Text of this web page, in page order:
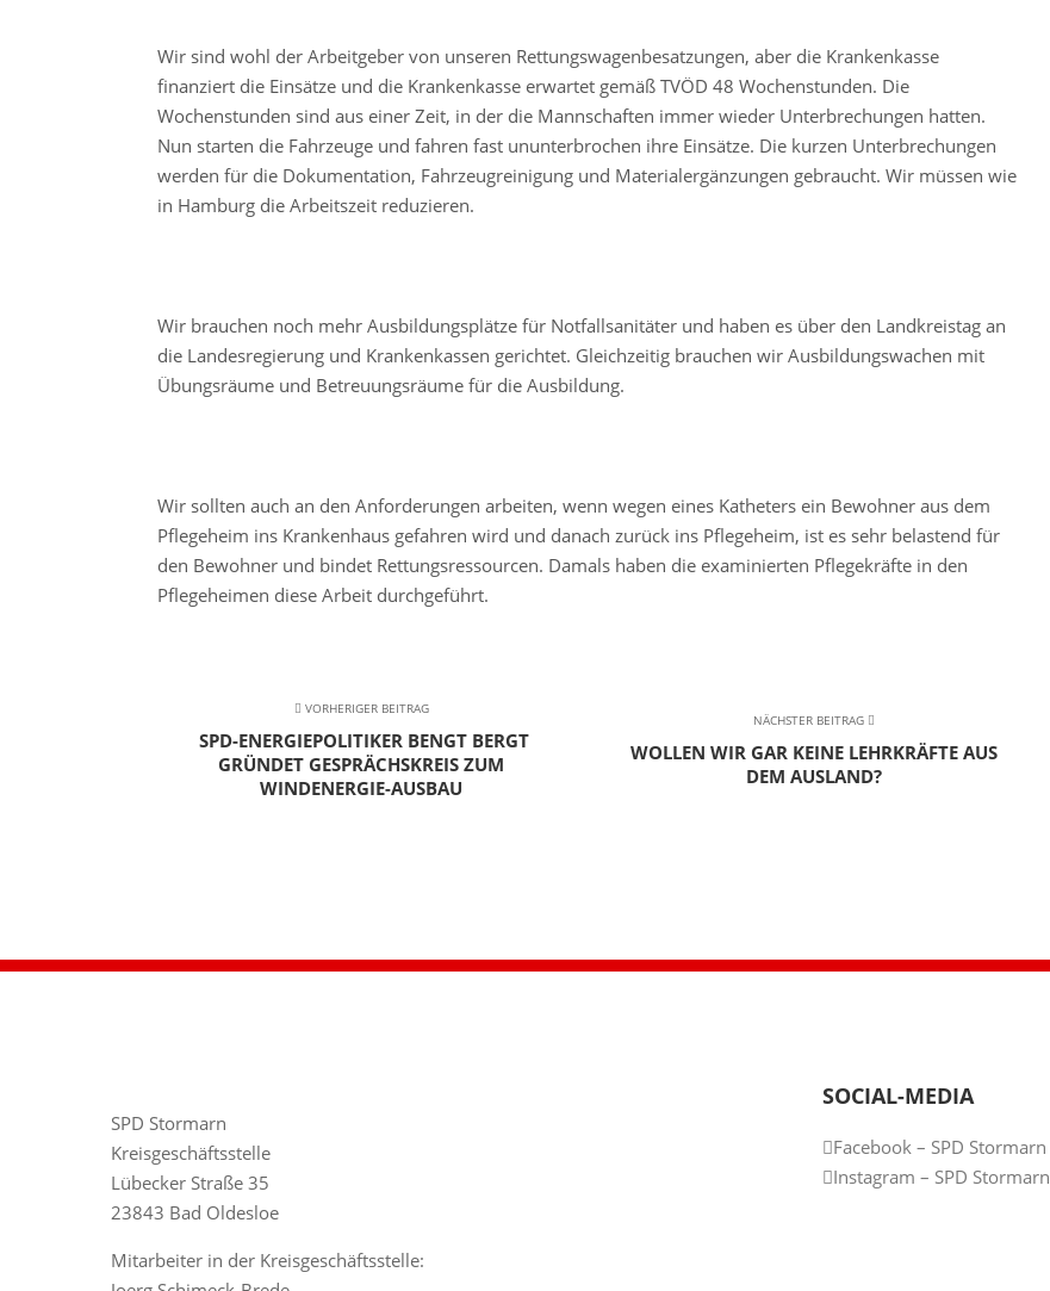
Wir sind wohl der Arbeitgeber von unseren Rettungswagenbesatzungen, aber die Krankenkasse
finanziert die Einsätze und die Krankenkasse erwartet gemäß TVÖD 48 Wochenstunden. Die
Wochenstunden sind aus einer Zeit, in der die Mannschaften immer wieder Unterbrechungen hatten.
Nun starten die Fahrzeuge und fahren fast ununterbrochen ihre Einsätze. Die kurzen Unterbrechungen
werden für die Dokumentation, Fahrzeugreinigung und Materialergänzungen gebraucht. Wir müssen wie
in Hamburg die Arbeitszeit reduzieren.
Wir brauchen noch mehr Ausbildungsplätze für Notfallsanitäter und haben es über den Landkreistag an
die Landesregierung und Krankenkassen gerichtet. Gleichzeitig brauchen wir Ausbildungswachen mit
Übungsräume und Betreuungsräume für die Ausbildung.
Wir sollten auch an den Anforderungen arbeiten, wenn wegen eines Katheters ein Bewohner aus dem
Pflegeheim ins Krankenhaus gefahren wird und danach zurück ins Pflegeheim, ist es sehr belastend für
den Bewohner und bindet Rettungsressourcen. Damals haben die examinierten Pflegekräfte in den
Pflegeheimen diese Arbeit durchgeführt.
VORHERIGER BEITRAG
SPD-ENERGIEPOLITIKER BENGT BERGT
GRÜNDET GESPRÄCHSKREIS ZUM
WINDENERGIE-AUSBAU
NÄCHSTER BEITRAG
WOLLEN WIR GAR KEINE LEHRKRÄFTE AUS
DEM AUSLAND?
SPD Stormarn
Kreisgeschäftsstelle
Lübecker Straße 35
23843 Bad Oldesloe
Mitarbeiter in der Kreisgeschäftsstelle:
SOCIAL-MEDIA
Facebook – SPD Stormarn
Instagram – SPD Stormarn